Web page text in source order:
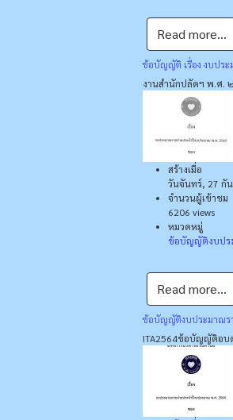
Read more...
ข้อบัญญัติ เรื่อง งบปร
งานสำนักปลัดฯ พ.ศ.
สร้างเมื่อ
วันจันทร์, 27 กั
จำนวนผู้เข้าชม
6206 views
หมวดหมู่
ข้อบัญญัติงบปร
Read more...
ข้อบัญญัติงบประมาณร
ITA2564ข้อบัญญัติอบ